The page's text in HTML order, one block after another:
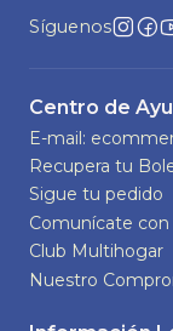
Síguenos
Centro de
E-mail:
Recupera tu
Sigue tu pedido
Comunícate
Club Multihogar
Nuestro